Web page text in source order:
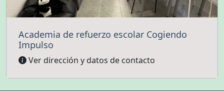
Academia de refuerzo escolar Cogiendo
Impulso
Ver dirección y datos de contacto